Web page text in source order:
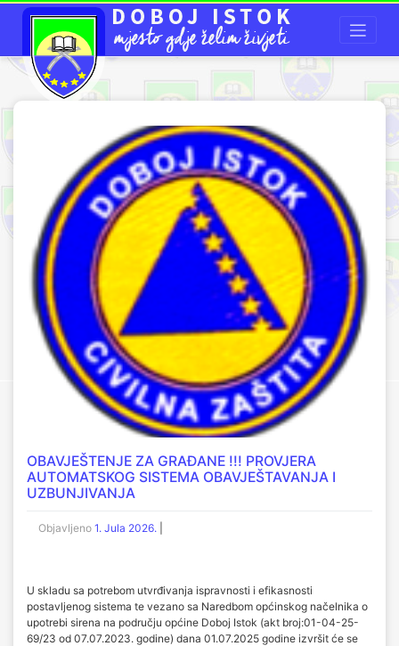
OBAVJEŠTENJE ZA GRAĐANE !!! PROVJERA
AUTOMATSKOG SISTEMA OBAVJEŠTAVANJA I
UZBUNJIVANJA
Objavljeno 1. Jula 2026.
U skladu sa potrebom utvrđivanja ispravnosti i efikasnosti
postavljenog sistema te vezano sa Naredbom općinskog načelnika o
upotrebi sirena na području općine Doboj Istok (akt broj:01-04-25-
69/23 od 07.07.2023. godine) dana 01.07.2025 godine izvršit će se